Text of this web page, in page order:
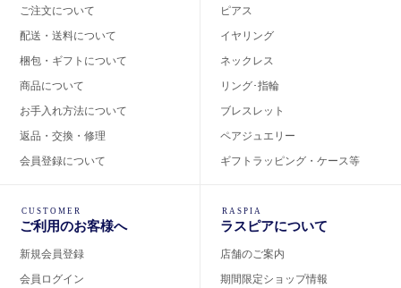
ご注文について
配送・送料について
梱包・ギフトについて
商品について
お手入れ方法について
返品・交換・修理
会員登録について
ピアス
イヤリング
ネックレス
リング･指輪
ブレスレット
ペアジュエリー
ギフトラッピング・ケース等
CUSTOMER
ご利用のお客様へ
新規会員登録
会員ログイン
RASPIA
ラスピアについて
店舗のご案内
期間限定ショップ情報